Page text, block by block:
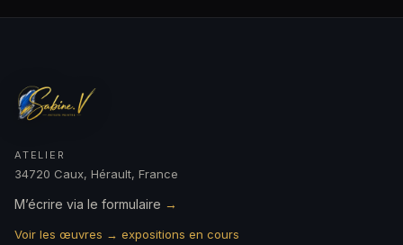
ATELIER
34720 Caux, Hérault, France
M’écrire via le formulaire →
Voir les œuvres → expositions en cours